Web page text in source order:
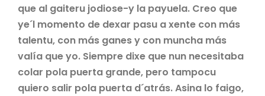
que al gaiteru jodiose-y la payuela. Creo que
ye´l momento de dexar pasu a xente con más
talentu, con más ganes y con muncha más
valía que yo. Siempre dixe que nun necesitaba
colar pola puerta grande, pero tampocu
quiero salir pola puerta d´atrás. Asina lo faigo,